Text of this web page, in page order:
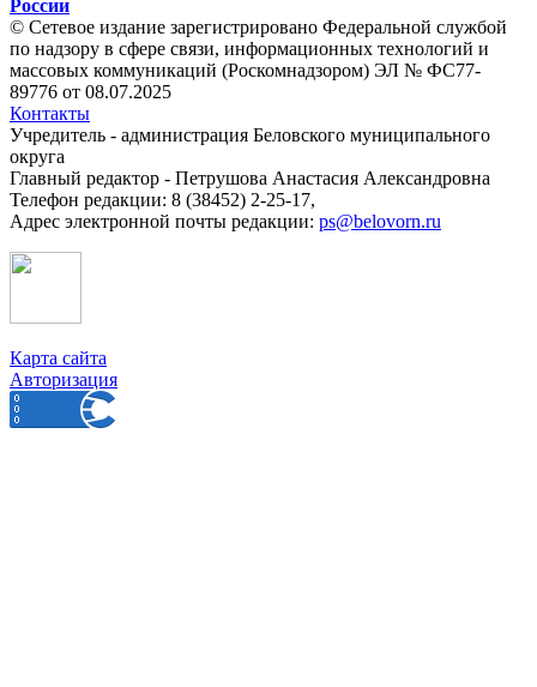
России
© Сетевое издание зарегистрировано Федеральной службой
по надзору в сфере связи, информационных технологий и
массовых коммуникаций (Роскомнадзором) ЭЛ № ФС77-
89776 от 08.07.2025
Контакты
Учредитель - администрация Беловского муниципального
округа
Главный редактор - Петрушова Анастасия Александровна
Телефон редакции: 8 (38452) 2-25-17,
Адрес электронной почты редакции: ps@belovorn.ru
Карта сайта
Авторизация